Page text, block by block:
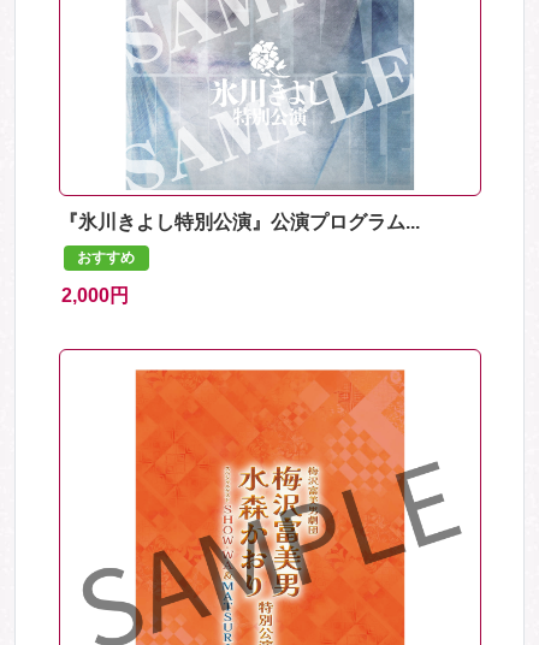
『氷川きよし特別公演』公演プログラム...
おすすめ
2,000円